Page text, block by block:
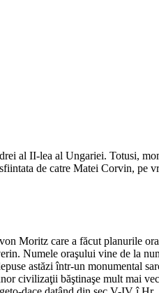
al II-lea al Ungariei. Totusi,
de catre Matei Corvin, pe
Moritz care a făcut planurile
Numele oraşului vine de la
astăzi într-un monumental
civilizaţii băştinaşe mult mai